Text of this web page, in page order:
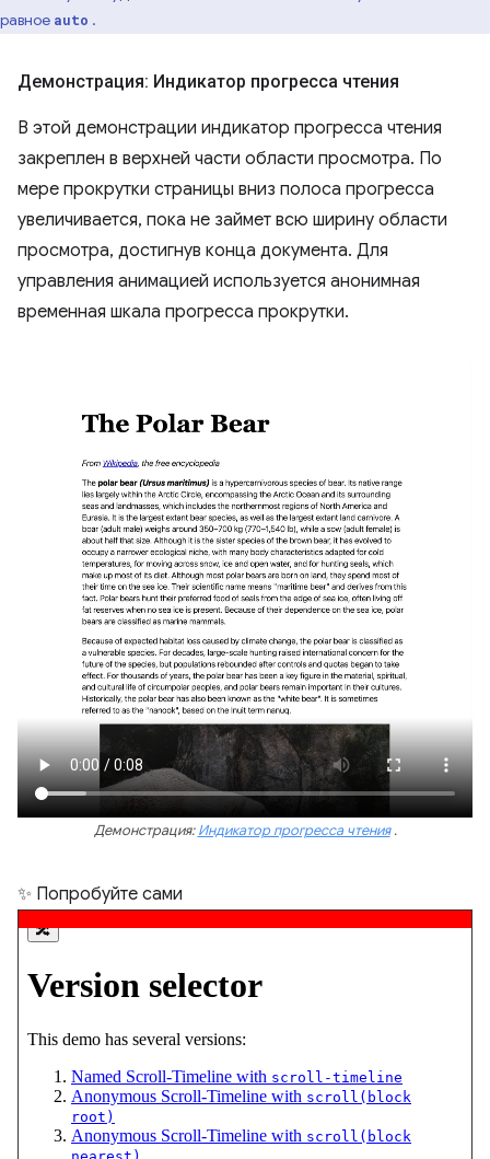
равное auto .
Демонстрация: Индикатор прогресса чтения
В этой демонстрации индикатор прогресса чтения
закреплен в верхней части области просмотра. По
мере прокрутки страницы вниз полоса прогресса
увеличивается, пока не займет всю ширину области
просмотра, достигнув конца документа. Для
управления анимацией используется анонимная
временная шкала прогресса прокрутки.
Демонстрация:Индикатор прогресса чтения.
✨ Попробуйте сами